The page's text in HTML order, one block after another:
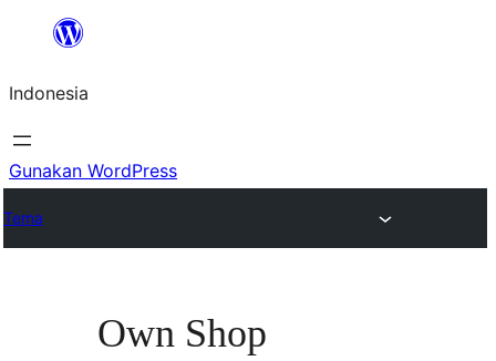
Lewati
konten
Indonesia
Gunakan WordPress
Tema
Own Shop